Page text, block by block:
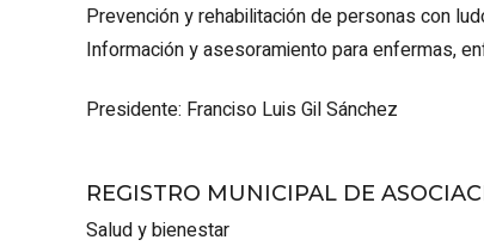
Prevención y rehabilitación de personas con
Información y asesoramiento para enfermas,
Presidente: Franciso Luis Gil Sánchez
REGISTRO MUNICIPAL DE
Salud y bienestar